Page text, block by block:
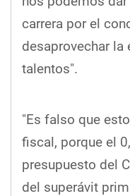
carrera por el
desaprovechar la
talentos".
"Es falso que
fiscal, porque el
presupuesto del
del superávit